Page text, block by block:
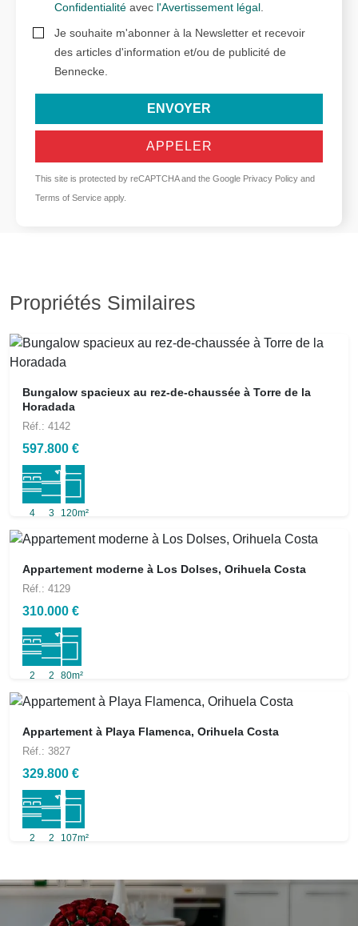
Confidentialité avec l'Avertissement légal
Je souhaite m'abonner à la Newsletter et recevoir
des articles d'information et/ou de publicité de
Bennecke.
ENVOYER
APPELER
This site is protected by reCAPTCHA and the Google Privacy Policy and
Terms of Service apply.
Propriétés Similaires
Bungalow spacieux au rez-de-chaussée à Torre de la
Horadada
Réf.: 4142
597.800 €
4 3 120m²
Appartement moderne à Los Dolses, Orihuela Costa
Réf.: 4129
310.000 €
2 2 80m²
Appartement à Playa Flamenca, Orihuela Costa
Réf.: 3827
329.800 €
2 2 107m²